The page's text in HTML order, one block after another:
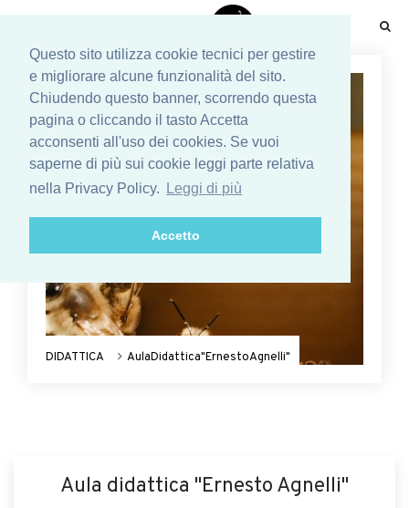
Questo sito utilizza cookie tecnici per gestire
e migliorare alcune funzionalità del sito.
Chiudendo questo banner, scorrendo questa
pagina o cliccando il tasto Accetta
acconsenti all'uso dei cookies. Se vuoi
saperne di più sui cookie leggi parte relativa
nella Privacy Policy.
Leggi di più
Accetto
DIDATTICA AulaDidattica"ErnestoAgnelli"
Aula didattica "Ernesto Agnelli"